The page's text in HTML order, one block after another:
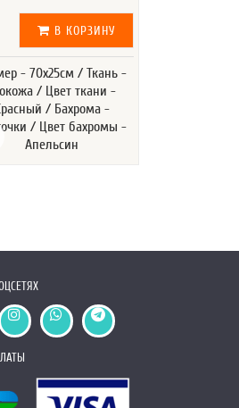
В КОРЗИНУ
- 70х25см / Ткань -
/ Цвет ткани -
/ Бахрома -
/ Цвет бахромы -
Апельсин